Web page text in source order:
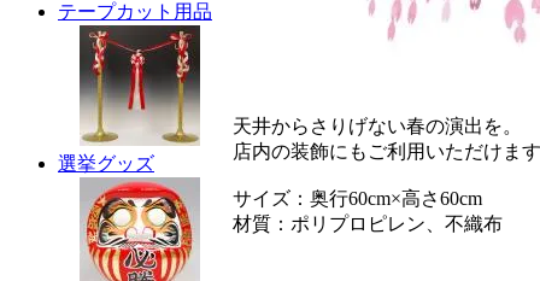
テープカット用品
選挙グッズ
天井からさりげない春の演出を。
店内の装飾にもご利用いただけま
サイズ：奥行60cm×高さ60cm
材質：ポリプロピレン、不織布